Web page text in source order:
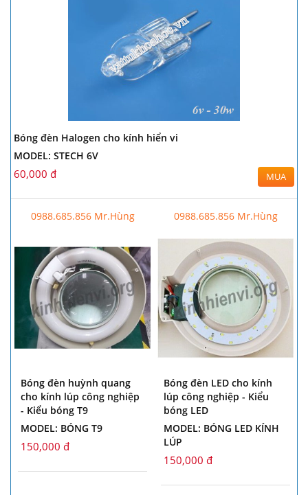
Bóng đèn Halogen cho kính hiển vi
MODEL: STECH 6V
60,000 đ MUA
0988.685.856 Mr.Hùng
Bóng đèn huỳnh quang
cho kính lúp công nghiệp
- Kiểu bóng T9
MODEL: BÓNG T9
150,000 đ
0988.685.856 Mr.Hùng
Bóng đèn LED cho kính
lúp công nghiệp - Kiểu
bóng LED
MODEL: BÓNG LED KÍNH
LÚP
150,000 đ